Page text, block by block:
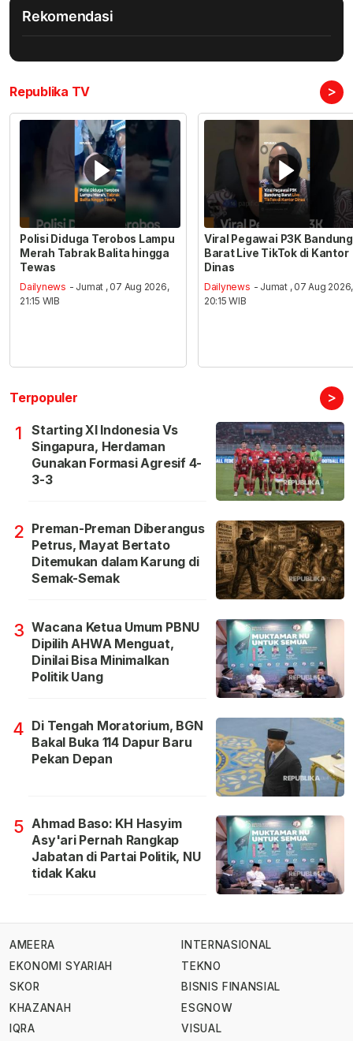
Rekomendasi
Republika TV >
Polisi Diduga Terobos Lampu
Merah Tabrak Balita hingga
Tewas
Dailynews - Jumat , 07 Aug 2026,
21:15 WIB
Viral Pegawai P3K Bandung
Barat Live TikTok di Kantor
Dinas
Dailynews - Jumat , 07 Aug 2026,
20:15 WIB
Terpopuler >
1
Starting XI Indonesia Vs
Singapura, Herdaman
Gunakan Formasi Agresif 4-
3-3
2 Preman-Preman Diberangus
Petrus, Mayat Bertato
Ditemukan dalam Karung di
Semak-Semak
3 Wacana Ketua Umum PBNU
Dipilih AHWA Menguat,
Dinilai Bisa Minimalkan
Politik Uang
4 Di Tengah Moratorium, BGN
Bakal Buka 114 Dapur Baru
Pekan Depan
5 Ahmad Baso: KH Hasyim
Asy'ari Pernah Rangkap
Jabatan di Partai Politik, NU
tidak Kaku
AMEERA
EKONOMI SYARIAH
SKOR
KHAZANAH
IQRA
INTERNASIONAL
TEKNO
BISNIS FINANSIAL
ESGNOW
VISUAL